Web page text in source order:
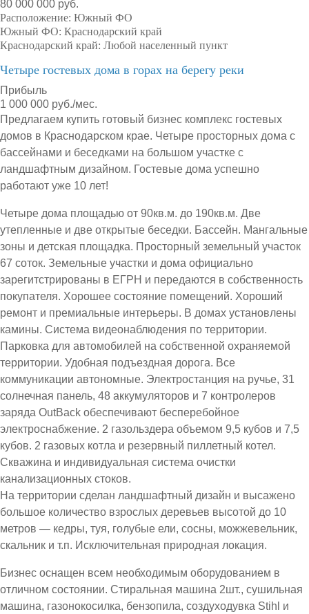
80 000 000 руб.
Расположение: Южный ФО
Южный ФО: Краснодарский край
Краснодарский край: Любой населенный пункт
Четыре гостевых дома в горах на берегу реки
Прибыль
1 000 000 руб./мес.
Предлагаем купить готовый бизнес комплекс гостевых
домов в Краснодарском крае. Четыре просторных дома с
бассейнами и беседками на большом участке с
ландшафтным дизайном. Гостевые дома успешно
работают уже 10 лет!
Четыре дома площадью от 90кв.м. до 190кв.м. Две
утепленные и две открытые беседки. Бассейн. Мангальные
зоны и детская площадка. Просторный земельный участок
67 соток. Земельные участки и дома официально
зарегитстрированы в ЕГРН и передаются в собственность
покупателя. Хорошее состояние помещений. Хороший
ремонт и премиальные интерьеры. В домах установлены
камины. Система видеонаблюдения по территории.
Парковка для автомобилей на собственной охраняемой
территории. Удобная подъездная дорога. Все
коммуникации автономные. Электростанция на ручье, 31
солнечная панель, 48 аккумуляторов и 7 контролеров
заряда OutBack обеспечивают бесперебойное
электроснабжение. 2 газольздера объемом 9,5 кубов и 7,5
кубов. 2 газовых котла и резервный пиллетный котел.
Скважина и индивидуальная система очистки
канализационных стоков.
На территории сделан ландшафтный дизайн и высажено
большое количество взрослых деревьев высотой до 10
метров — кедры, туя, голубые ели, сосны, можжевельник,
скальник и т.п. Исключительная природная локация.
Бизнес оснащен всем необходимым оборудованием в
отличном состоянии. Стиральная машина 2шт., сушильная
машина, газонокосилка, бензопила, создуходувка Stihl и